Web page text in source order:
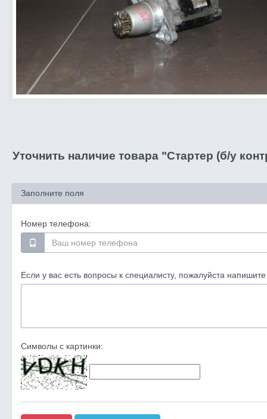
Уточнить наличие товара "Стартер (б/у
Заполните поля
Номер телефона:
Если у вас есть вопросы к специалисту, пожалуйста напишите
Символы с картинки: